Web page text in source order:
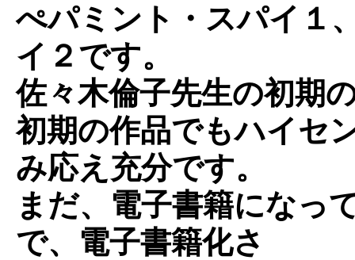
ぺパミント・スパイ１
イ２です。
佐々木倫子先生の初期
初期の作品でもハイセ
み応え充分です。
まだ、電子書籍になっ
で、電子書籍化さ